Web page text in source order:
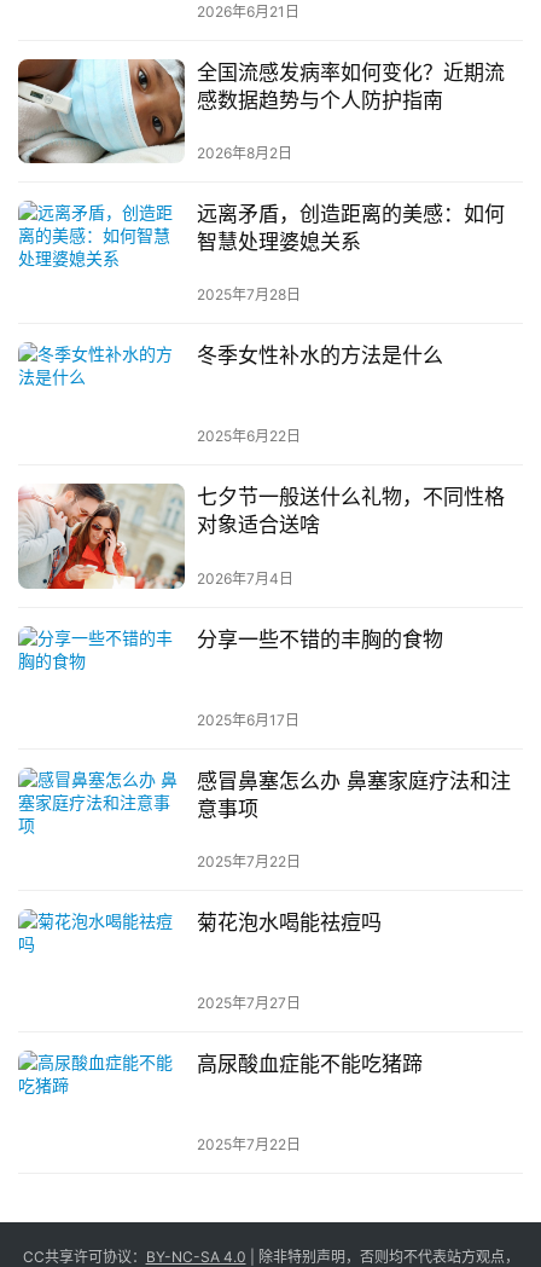
2026年6月21日
全国流感发病率如何变化？近期流
感数据趋势与个人防护指南
2026年8月2日
远离矛盾，创造距离的美感：如何
智慧处理婆媳关系
2025年7月28日
冬季女性补水的方法是什么
2025年6月22日
七夕节一般送什么礼物，不同性格
对象适合送啥
2026年7月4日
分享一些不错的丰胸的食物
2025年6月17日
感冒鼻塞怎么办 鼻塞家庭疗法和注
意事项
2025年7月22日
菊花泡水喝能祛痘吗
2025年7月27日
高尿酸血症能不能吃猪蹄
2025年7月22日
CC共享许可协议： BY-NC-SA 4.0 | 除非特别声明，否则均不代表站方观点，